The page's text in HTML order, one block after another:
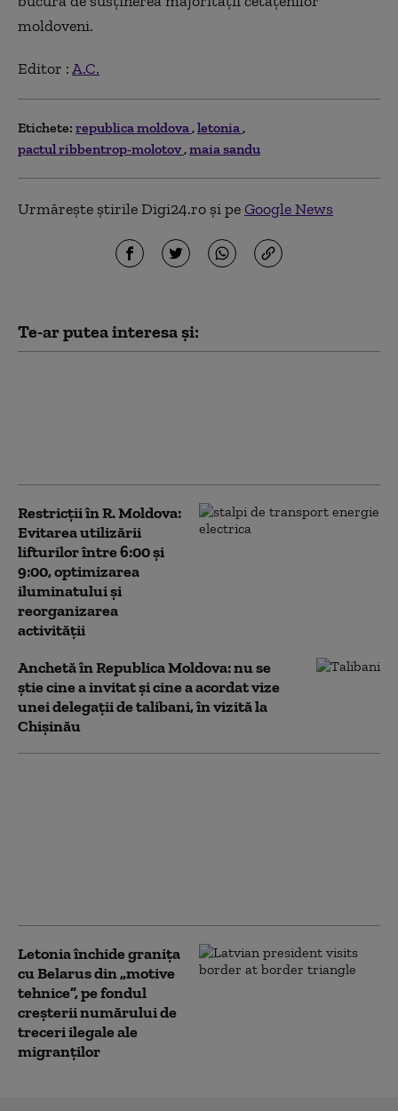
moldoveni.
Editor :A.C.
Etichete: republica moldova letonia
pactul ribbentrop-molotov maia sandu
Urmărește știrile Digi24.ro și peGoogle News
Te-ar putea interesa și:
Restricții în R. Moldova:
Evitarea utilizării
lifturilor între 6:00 şi
9:00, optimizarea
iluminatului şi
reorganizarea
activităţii
Anchetă în Republica Moldova: nu se
știe cine a invitat şi cine a acordat vize
unei delegaţii de talibani, în vizită la
Chișinău
Letonia închide granița
cu Belarus din „motive
tehnice”, pe fondul
creșterii numărului de
treceri ilegale ale
migranților